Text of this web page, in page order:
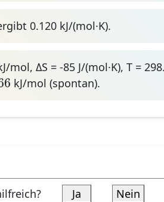
0.120 kJ/(mol·K).
mol, ΔS = -85 J/(mol·K), T =
kJ/mol (spontan).
hilfreich? Ja Nein